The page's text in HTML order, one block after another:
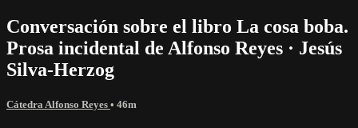
Conversación sobre el libro La cosa boba.
Prosa incidental de Alfonso Reyes · Jesús
Silva-Herzog
Cátedra Alfonso Reyes • 46m